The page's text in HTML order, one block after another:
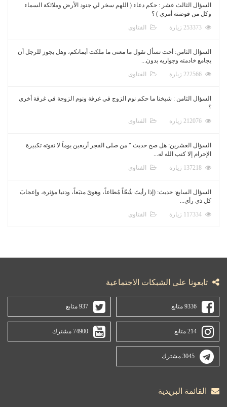
السؤال الثالث عشر : حكم دعاء ( اللهم سخر لي جنود الأرض وملائكة السماء
وكل من فوضته أمري ) ؟
الفتاوى
السؤال الثامن: أخت تسأل تقول ما معنى ما ملكت أيمانكم، وهل يجوز للرجل أن
يجامع خادمته وجواريه بدون...
الفتاوى
السؤال الثامن : شيخنا ما حكم نوم الزوج في غرفة ونوم الزوجة في غرفة أخرى
؟
الفتاوى
السؤال العشرين: هل صح حديث " من صلى الفجر أربعين يوماً لا تفوته تكبيرة
الإحرام إلا كتب الله له...
الفتاوى
السؤال السابع: حديث: (إذا رأيتَ شُحّاً مُطاعاً، وهوىً متبَعاً، ودنيا مؤثرة، وإعجابَ
كل ذي رأي...
الفتاوى
تابعونا على الشبكات الاجتماعية
9336 متابع 937 متابع
214 متابع 74900 مشترك
3045 مشترك
القائمة البريدية